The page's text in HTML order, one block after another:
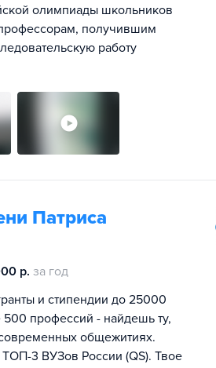
олимпиады школьников
получившим
работу
Патриса
р. за год
и стипендии до 25000
500 профессий - найдешь ту,
общежитиях.
3 ВУЗов России (QS). Твое